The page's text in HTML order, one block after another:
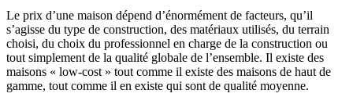
Le prix d’une maison dépend d’énormément de facteurs, qu’il
s’agisse du type de construction, des matériaux utilisés, du terrain
choisi, du choix du professionnel en charge de la construction ou
tout simplement de la qualité globale de l’ensemble. Il existe des
maisons « low-cost » tout comme il existe des maisons de haut de
gamme, tout comme il en existe qui sont de qualité moyenne.